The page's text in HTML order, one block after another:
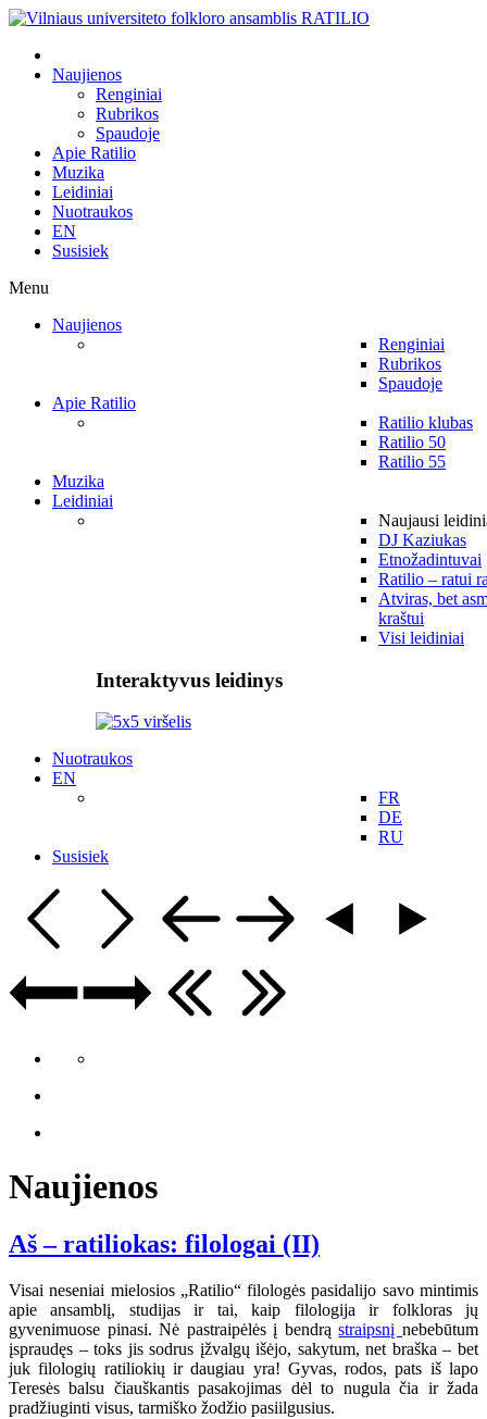
Naujienos
Renginiai
Rubrikos
Spaudoje
Apie Ratilio
Muzika
Leidiniai
Nuotraukos
EN
Susisiek
Menu
Naujienos
Renginiai
Rubrikos
Spaudoje
Apie Ratilio
Ratilio klubas
Ratilio 50
Ratilio 55
Muzika
Leidiniai
Naujausi
DJ Kaziukas
Etnožadintuvai
Ratilio – ratui
Atviras, bet
kraštui
Visi leidiniai
Interaktyvus leidinys
Nuotraukos
EN
FR
DE
RU
Susisiek
Naujienos
Aš – ratiliokas: filologai (II)
Visai neseniai mielosios „Ratilio“ filologės pasidalijo savo mintimis
apie ansamblį, studijas ir tai, kaip filologija ir folkloras jų
gyvenimuose pinasi. Nė pastraipėlės į bendrąstraipsnįnebebūtum
įspraudęs – toks jis sodrus įžvalgų išėjo, sakytum, net braška – bet
juk filologių ratiliokių ir daugiau yra! Gyvas, rodos, pats iš lapo
Teresės balsu čiauškantis pasakojimas dėl to nugula čia ir žada
pradžiuginti visus, tarmiško žodžio pasiilgusius.